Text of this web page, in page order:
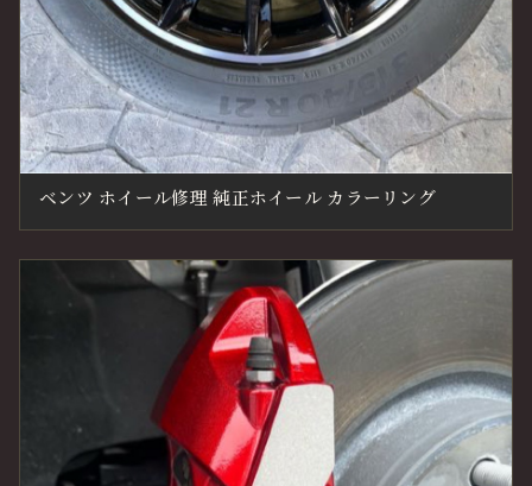
ベンツ ホイール修理 純正ホイール カラーリング